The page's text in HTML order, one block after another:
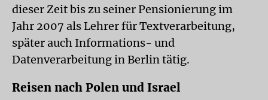
dieser Zeit bis zu seiner Pensionierung im
Jahr 2007 als Lehrer für Textverarbeitung,
später auch Informations- und
Datenverarbeitung in Berlin tätig.
Reisen nach Polen und Israel